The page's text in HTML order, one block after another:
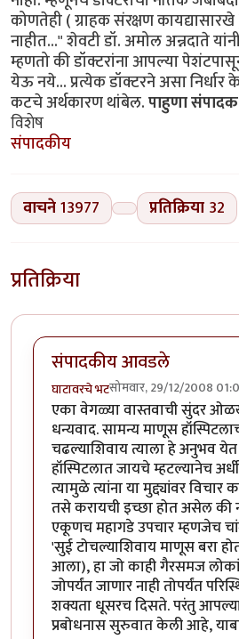
कोणतेही ( ग्राहक संरक्षण
नाहीत..." शेवटी डॉ. अमोल अन्नदाते
म्हणतो की डॉक्टरांना आपल्या
येऊ नये... प्रत्येक डॉक्टरने असा
कटचे अर्थकारण थांबेल.पाहुणा
विशेष
संपादकीय
वाचने13977 प्रतिक्रिया 32
प्रतिक्रिया
संपादकीय आवडले
घाटावरचे भटसोमवार, 29/12/2008
एका वेगळ्या वास्तवाची सुंदर
धन्यवाद. सामन्य माणूस
चढल्याशिवाय त्याला हे अनुभव
हॉस्पिटलात जायचे म्हटल्यानेच
त्यामुळे त्यांना या मुद्द्यांवर
तसे करायची इच्छा होत असेल की
एकूणच महागडे उपचार म्हणजेच
'सुई टोचल्याशिवाय माणूस बरा
आला), हा जो काही गैरसमज
जोपर्यंत जाणार नाही तोपर्यंत
शक्यता धूसरच दिसते. परंतु
प्रबोधनास सुरुवात केली आहे,